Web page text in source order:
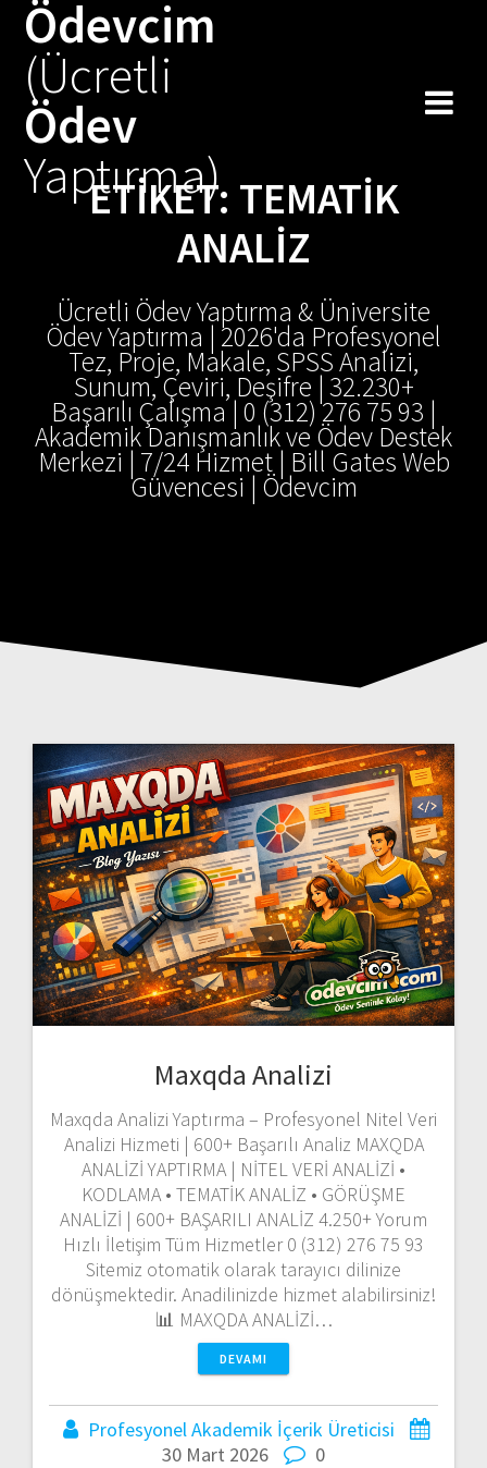
Ödevcim
(Ücretli
Ödev
Yaptırma)
ETIKET: TEMATIK
ANALIZ
Ücretli Ödev Yaptırma & Üniversite
Ödev Yaptırma | 2026'da Profesyonel
Tez, Proje, Makale, SPSS Analizi,
Sunum, Çeviri, Deşifre | 32.230+
Başarılı Çalışma | 0 (312) 276 75 93 |
Akademik Danışmanlık ve Ödev Destek
Merkezi | 7/24 Hizmet | Bill Gates Web
Güvencesi | Ödevcim
Maxqda Analizi
Maxqda Analizi Yaptırma – Profesyonel Nitel Veri
Analizi Hizmeti | 600+ Başarılı Analiz MAXQDA
ANALİZİ YAPTIRMA | NİTEL VERİ ANALİZİ •
KODLAMA • TEMATİK ANALİZ • GÖRÜŞME
ANALİZİ | 600+ BAŞARILI ANALİZ 4.250+ Yorum
Hızlı İletişim Tüm Hizmetler 0 (312) 276 75 93
Sitemiz otomatik olarak tarayıcı dilinize
dönüşmektedir. Anadilinizde hizmet alabilirsiniz!
📊 MAXQDA ANALİZİ…
DEVAMI
Profesyonel Akademik İçerik Üreticisi
30 Mart 2026
0